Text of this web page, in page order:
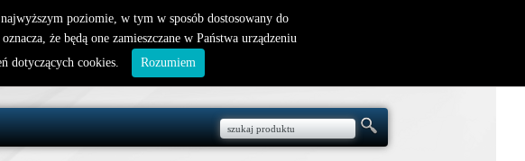
nowy klient
jest 0 produktów(y)
poziomie, w tym w sposób dostosowany do
że będą one zamieszczane w Państwa urządzeniu
dotyczących cookies.
Rozumiem